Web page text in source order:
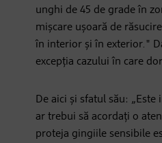
unghi de 45 de grade în
mișcare ușoară de
în interior și în exterior."
excepția cazului în care
De aici și sfatul său:
ar trebui să acordați o
proteja gingiile sensibile